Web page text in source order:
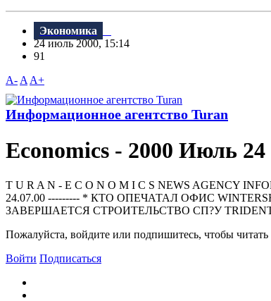
Экономика
24 июль 2000, 15:14
91
A- A A+
Информационное агентство Turan
Economics - 2000 Июль
T U R A N - E C O N O M I C S NEWS AGENCY
24.07.00 --------- * КТО ОПЕЧАТАЛ ОФИС
ЗАВЕРШАЕТСЯ СТРОИТЕЛЬСТВО СП?У
Пожалуйста, войдите или подпишитесь, чтобы
Войти Подписаться